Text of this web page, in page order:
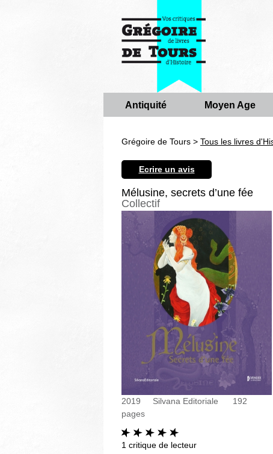
Antiquité Moyen Age
Grégoire de Tours > Tous les livres
Ecrire un avis
Mélusine, secrets d’une fée
Collectif
2019 Silvana Editoriale
192
pages
1 critique de lecteur